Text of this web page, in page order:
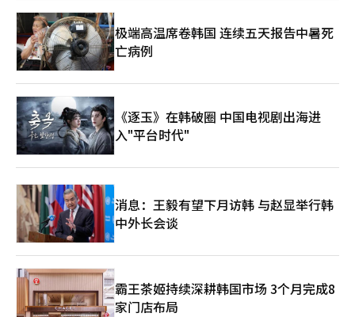
程中，他的手机不断响起。签约后的客户也经常向他咨询汇款、水
电费或与房东沟通等问题。尽管按行业惯例，中介服务在签约完成
后已基本结束，但他仍会尽量协助解决。 对于未来政策，他认
为，外籍租客最迫切的需求之一是短期租赁市场的完善。金俊洙指
出：“很多留学生只需要租四个月到半年，但目前选择不多，只能
住考试院或共享住宅。如果政府能对愿意提供短租的房东给予一定
激励，或许能改善这种供需错配。” 从海外销售到民宿经营，再
到专注服务外籍客户的房地产中介，金俊洙的路径某种程度上也映
射出首尔多元化城市发展的缩影。在制度支持与市场需求的双重推
动下，国际房地产经纪人正活跃在首尔各区，为不断增长的外籍居
民提供更具专业性与安全感的居住服务。 ▲国际房地产经纪人为
外籍租客撑起‘安全伞’ 在采访完主打外籍留学生市场的年轻经
纪人后，记者来到位于大林洞的“国际房地产中介事务所”，见到
了另一位中文国际房地产经纪人朴善化。 与弘大以留学生为主的
市场不同，朴善化所服务的客户更多是在韩国长期务工、生活的华
人群体。她2002年来到韩国，最初在餐饮行业打拼多年，一边工
考，成功取得韩国房地产经纪人资格，并于2020年正式开业。 谈
及创业契机，朴善化回忆起自己第一次签署全租房合同的情景。当
时，她对“韩国登记证明书”“抵押权”等专业概念一无所知，只
极端高温席卷韩国 连续五天报告中暑死
亡病例
《逐玉》在韩破圈 中国电视剧出海进
入"平台时代"
消息：王毅有望下月访韩 与赵显举行韩
中外长会谈
霸王茶姬持续深耕韩国市场 3个月完成8
家门店布局